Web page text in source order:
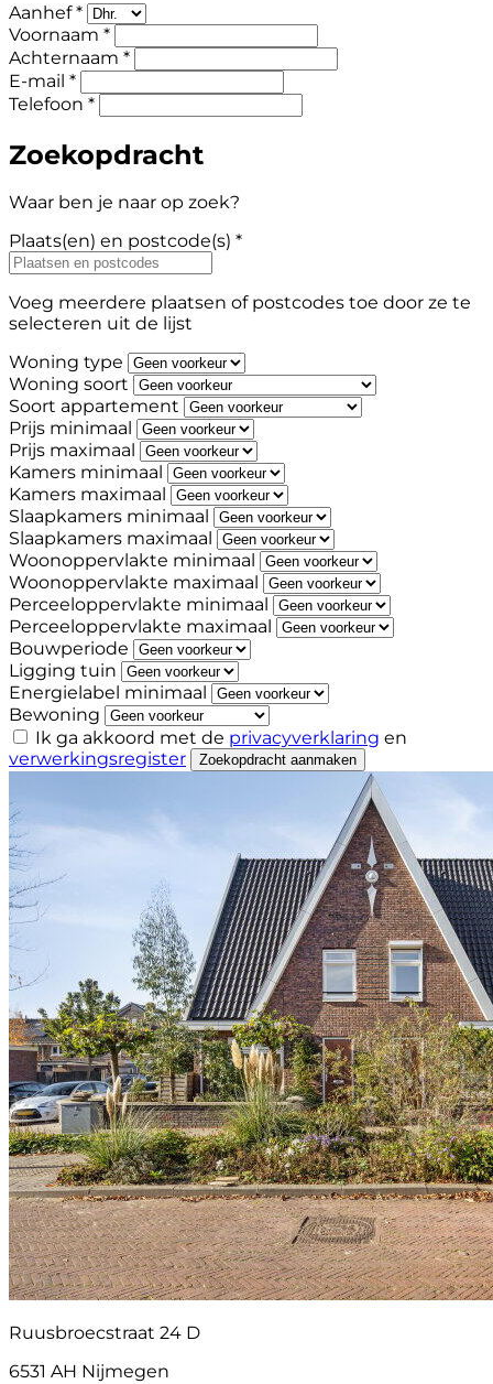
Aanhef *
Voornaam *
Achternaam *
E-mail *
Telefoon *
Zoekopdracht
Waar ben je naar op zoek?
Plaats(en) en postcode(s) *
Voeg meerdere plaatsen of postcodes toe door ze te
selecteren uit de lijst
Woning type
Woning soort
Soort appartement
Prijs minimaal
Prijs maximaal
Kamers minimaal
Kamers maximaal
Slaapkamers minimaal
Slaapkamers maximaal
Woonoppervlakte minimaal
Woonoppervlakte maximaal
Perceeloppervlakte minimaal
Perceeloppervlakte maximaal
Bouwperiode
Ligging tuin
Energielabel minimaal
Bewoning
Ik ga akkoord met de privacyverklaring en
verwerkingsregister
Zoekopdracht aanmaken
Ruusbroecstraat 24 D
6531 AH Nijmegen